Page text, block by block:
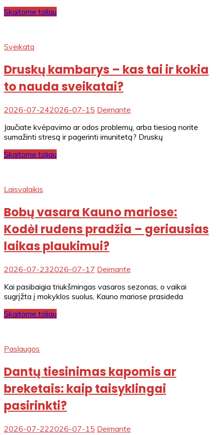
Skaitome toliau
Sveikata
Druskų kambarys – kas tai ir kokia
to nauda sveikatai?
2026-07-242026-07-15 Deimante
Jaučiate kvėpavimo ar odos problemų, arba tiesiog norite
sumažinti stresą ir pagerinti imunitetą? Druskų
Skaitome toliau
Laisvalaikis
Bobų vasara Kauno mariose:
Kodėl rudens pradžia – geriausias
laikas plaukimui?
2026-07-232026-07-17 Deimante
Kai pasibaigia triukšmingas vasaros sezonas, o vaikai
sugrįžta į mokyklos suolus, Kauno mariose prasideda
Skaitome toliau
Paslaugos
Dantų tiesinimas kapomis ar
breketais: kaip taisyklingai
pasirinkti?
2026-07-222026-07-15 Deimante